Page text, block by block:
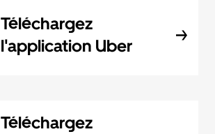
Téléchargez
l'application Uber
Téléchargez